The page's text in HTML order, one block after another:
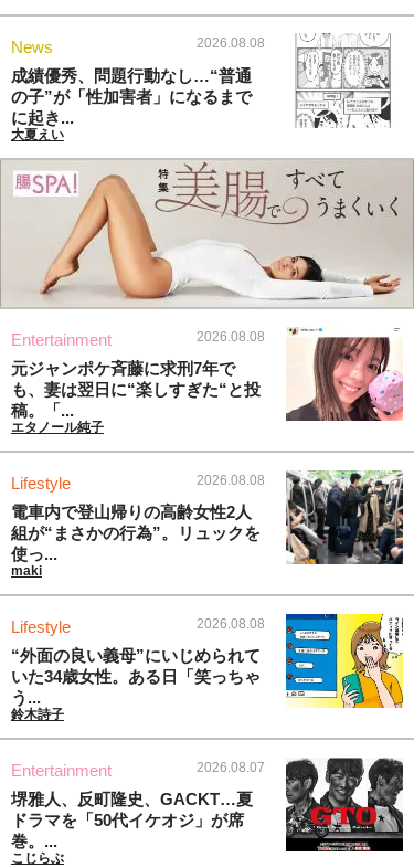
News 2026.08.08
成績優秀、問題行動なし…“普通
の子”が「性加害者」になるまで
に起き...
大夏えい
Entertainment 2026.08.08
元ジャンポケ斉藤に求刑7年で
も、妻は翌日に“楽しすぎた“と投
稿。「...
エタノール純子
Lifestyle 2026.08.08
電車内で登山帰りの高齢女性2人
組が“まさかの行為”。リュックを
使っ...
maki
Lifestyle 2026.08.08
“外面の良い義母”にいじめられて
いた34歳女性。ある日「笑っちゃ
う...
鈴木詩子
Entertainment 2026.08.07
堺雅人、反町隆史、GACKT…夏
ドラマを「50代イケオジ」が席
巻。...
こじらぶ